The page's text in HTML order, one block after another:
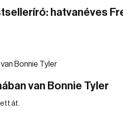
hatvanéves
van Bonnie Tyler
át.